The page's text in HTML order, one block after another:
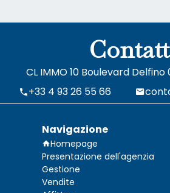
CL IMMO10 Boulevard Delfino
+33 4 93 26 55 66
Navigazione
Homepage
Presentazione dell'agenzia
Gestione
Vendite